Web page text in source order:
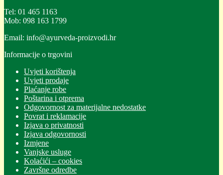
Tel: 01 465 1163
Mob: 098 163 1799
Email: info@ayurveda-proizvodi.hr
Informacije o trgovini
Uvjeti korištenja
Uvjeti prodaje
Plaćanje robe
Poštarina i otprema
Odgovornost za materijalne nedostatke
Povrat i reklamacije
Izjava o privatnosti
Izjava odgovornosti
Izmjene
Vanjske usluge
Kolaćići – cookies
Završne odredbe